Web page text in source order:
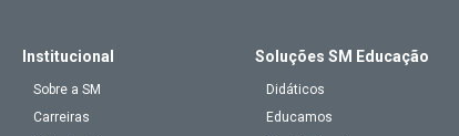
Institucional
Sobre a SM
Carreiras
Soluções SM Educação
Didáticos
Educamos